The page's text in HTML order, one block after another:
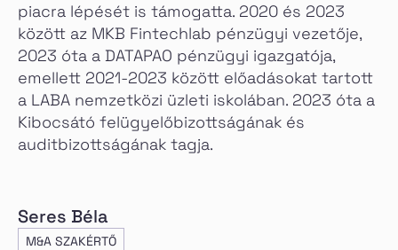
piacra lépését is támogatta. 2020 és 2023
között az MKB Fintechlab pénzügyi vezetője,
2023 óta a DATAPAO pénzügyi igazgatója,
emellett 2021-2023 között előadásokat tartott
a LABA nemzetközi üzleti iskolában. 2023 óta a
Kibocsátó felügyelőbizottságának és
auditbizottságának tagja.
Seres Béla
M&A SZAKÉRTŐ